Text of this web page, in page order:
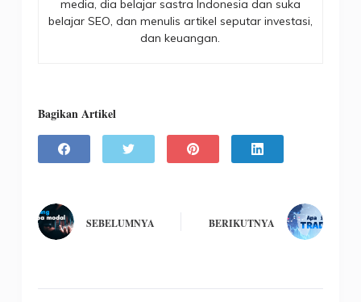
media, dia belajar sastra Indonesia dan suka
belajar SEO, dan menulis artikel seputar investasi,
dan keuangan.
Bagikan Artikel
SEBELUMNYA BERIKUTNYA